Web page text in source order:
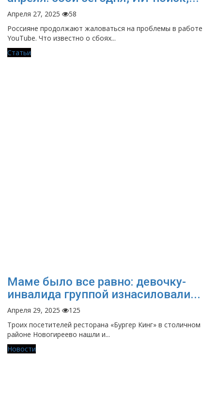
Апреля 27, 2025
58
Россияне продолжают жаловаться на проблемы в работе
YouTube. Что известно о сбоях...
Статьи
Маме было все равно: девочку-
инвалида группой изнасиловали...
Апреля 29, 2025
125
Троих посетителей ресторана «Бургер Кинг» в столичном
районе Новогиреево нашли и...
Новости